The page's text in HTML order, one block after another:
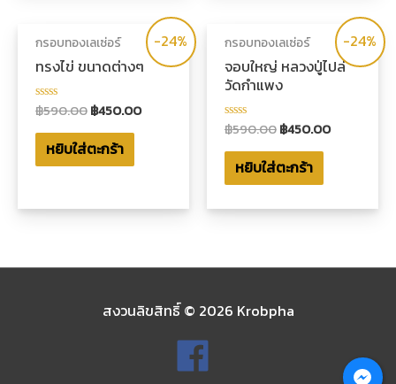
-24%
กรอบทองเลเซ่อร์
ทรงไข่ ขนาดต่างๆ
ให้
คะแนน
0
ตั้งแต่
5
฿590.00฿450.00
หยิบใส่ตะกร้า
-24%
กรอบทองเลเซ่อร์
จอบใหญ่ หลวงปู่ไปล่
วัดกำแพง
ให้
คะแนน
0
ตั้งแต่
5
฿590.00฿450.00
หยิบใส่ตะกร้า
สงวนลิขสิทธิ์ © 2026 Krobpha